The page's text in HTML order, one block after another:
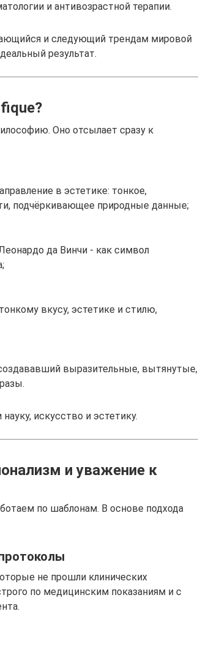
и антивозрастной терапии.
и следующий трендам мировой
результат.
Оно отсылает сразу к
в эстетике: тонкое,
подчёркивающее природные данные;
да Винчи - как символ
вкусу, эстетике и стилю,
выразительные, вытянутые,
искусство и эстетику.
и уважение к
по шаблонам. В основе подхода
не прошли клинических
по медицинским показаниям и с